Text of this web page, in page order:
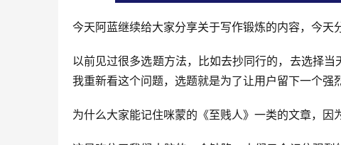
今天阿蓝继续给大家分享关于写作锻炼的内容，今天
以前见过很多选题方法，比如去抄同行的，去选择
我重新看这个问题，选题就是为了让用户留下一个强
为什么大家能记住咪蒙的《至贱人》一类的文章，因